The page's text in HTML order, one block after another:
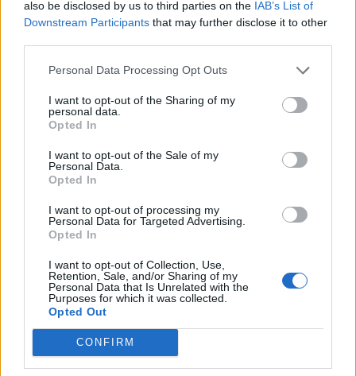
also be disclosed by us to third parties on the IAB’s List of
Downstream Participants that may further disclose it to other
Personal Data Processing Opt Outs
I want to opt-out of the Sharing of my
personal data.
Opted In
I want to opt-out of the Sale of my
Personal Data.
Opted In
I want to opt-out of processing my
Personal Data for Targeted Advertising.
Opted In
I want to opt-out of Collection, Use,
Retention, Sale, and/or Sharing of my
Personal Data that Is Unrelated with the
Purposes for which it was collected.
Opted Out
CONFIRM
Información
2021SEP 20